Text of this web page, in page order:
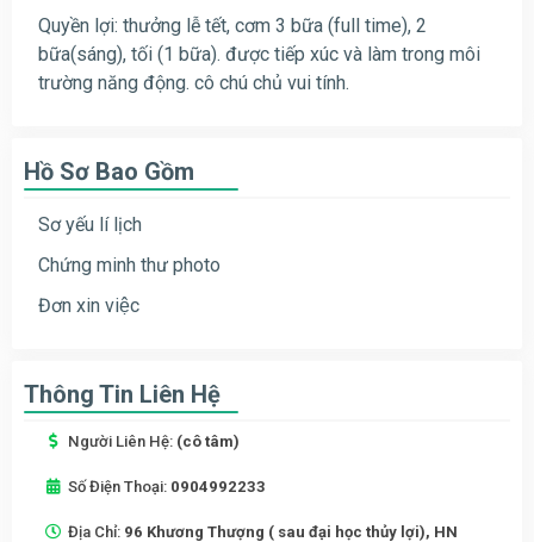
Quyền lợi: thưởng lễ tết, cơm 3 bữa (full time), 2
bữa(sáng), tối (1 bữa). được tiếp xúc và làm trong môi
trường năng động. cô chú chủ vui tính.
Hồ Sơ Bao Gồm
Sơ yếu lí lịch
Chứng minh thư photo
Đơn xin việc
Thông Tin Liên Hệ
Người Liên Hệ: (cô tâm)
Số Điện Thoại: 0904992233
Địa Chỉ: 96 Khương Thượng ( sau đại học thủy lợi), HN